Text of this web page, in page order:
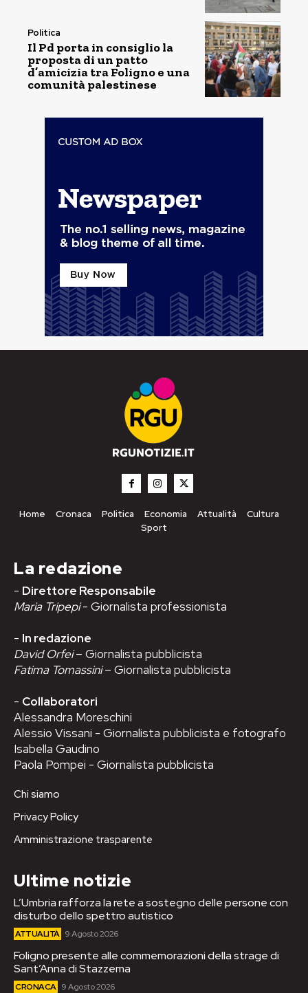
Politica
Il Pd porta in consiglio la
proposta di un patto
d’amicizia tra Foligno e una
comunità palestinese
Home Cronaca Politica Economia Attualità
Cultura
Sport
La redazione
- Direttore Responsabile
Maria Tripepi- Giornalista professionista
- In redazione
David Orfei– Giornalista pubblicista
Fatima Tomassini– Giornalista pubblicista
- Collaboratori
Alessandra Moreschini
Alessio Vissani - Giornalista pubblicista e fotografo
Isabella Gaudino
Paola Pompei - Giornalista pubblicista
Chi siamo
Privacy Policy
Amministrazione trasparente
Ultime notizie
L’Umbria rafforza la rete a sostegno delle persone con
disturbo dello spettro autistico
ATTUALITÀ 9 Agosto 2026
Foligno presente alle commemorazioni della strage di
Sant’Anna di Stazzema
CRONACA 9 Agosto 2026